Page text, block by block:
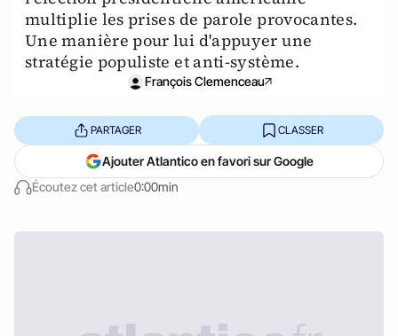
multiplie les prises de parole provocantes.
Une manière pour lui d'appuyer une
stratégie populiste et anti-système.
François Clemenceau
Écoutez cet article0:00min
PARTAGER CLASSER
Ajouter Atlantico en favori sur Google